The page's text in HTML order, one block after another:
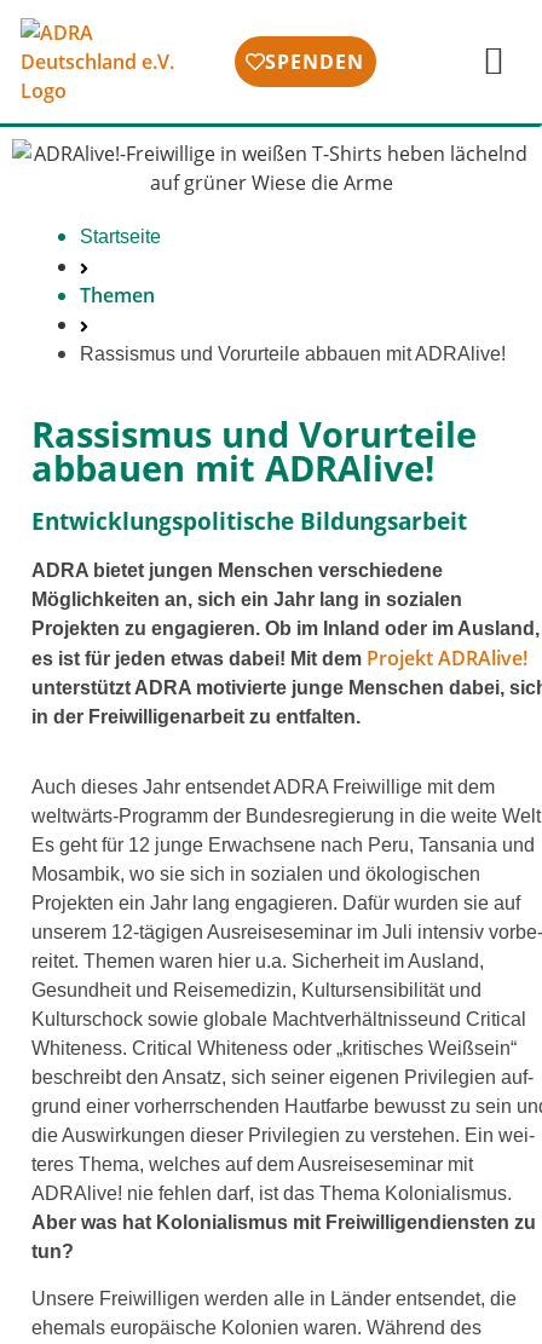
SPENDEN
Startseite
Themen
Rassismus und Vorurteile abbau­en mit ADRAlive!
Rassismus und Vorurteile
abbauen mit ADRAlive!
Entwicklungspolitische Bildungsarbeit
ADRA bie­tet jun­gen Menschen ver­schie­de­ne
Möglichkeiten an, sich ein Jahr lang in sozia­len
Projekten zu enga­gie­ren. Ob im Inland oder im Ausland,
es ist für jeden etwas dabei! Mit dem Projekt ADRAlive!
unter­stützt ADRA moti­vier­te jun­ge Menschen dabei,
in der Freiwilligenarbeit zu ent­fal­ten.
Auch die­ses Jahr ent­sen­det ADRA Freiwillige mit dem
weltwärts-Programm der Bundesregierung in die wei­te
Es geht für 12 jun­ge Erwachsene nach Peru, Tansania und
Mosambik, wo sie sich in sozia­len und öko­lo­gi­schen
Projekten ein Jahr lang enga­gie­ren. Dafür wur­den sie auf
unse­rem 12-tägigen Ausreiseseminar im Juli inten­siv vor­be­
rei­tet. Themen waren hier u.a. Sicherheit im Ausland,
Gesundheit und Reisemedizin, Kultursensibilität und
Kulturschock sowie glo­ba­le Machtverhältnisseund Critical
Whiteness. Critical Whiteness oder „kri­ti­sches Weißsein“
beschreibt den Ansatz, sich sei­ner eige­nen Privilegien auf­
grund einer vor­herr­schen­den Hautfarbe bewusst zu sein
die Auswirkungen die­ser Privilegien zu ver­ste­hen. Ein wei­
te­res Thema, wel­ches auf dem Ausreiseseminar mit
ADRAlive! nie feh­len darf, ist das Thema Kolonialismus.
Aber was hat Kolonialismus mit Freiwilligendiensten zu
tun?
Unsere Freiwilligen wer­den alle in Länder ent­sen­det, die
ehe­mals euro­päi­sche Kolonien waren. Während des